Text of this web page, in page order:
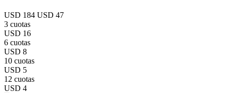
USD 184 USD 47
3 cuotas
USD 16
6 cuotas
USD 8
10 cuotas
USD 5
12 cuotas
USD 4